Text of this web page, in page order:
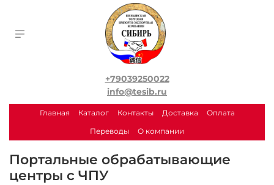
+79039250022
info@tesib.ru
Главная Каталог Контакты Доставка
Оплата
Переводы
О компании
Портальные обрабатывающие
центры с ЧПУ